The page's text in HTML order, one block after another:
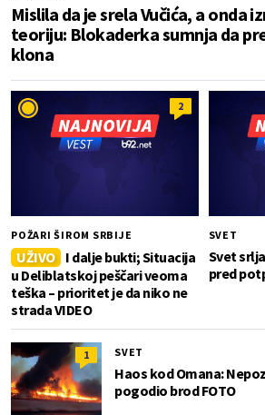
Mislila da je srela Vučića, a onda
teoriju: Blokaderka sumnja da
klona
2
POŽARI ŠIROM SRBIJE
UŽIVO
I dalje bukti; Situacija
u Deliblatskoj peščari veoma
teška – prioritet je da niko ne
strada VIDEO
SVET
Svet
pred
1 SVET
Haos kod Omana:
pogodio brod FOTO